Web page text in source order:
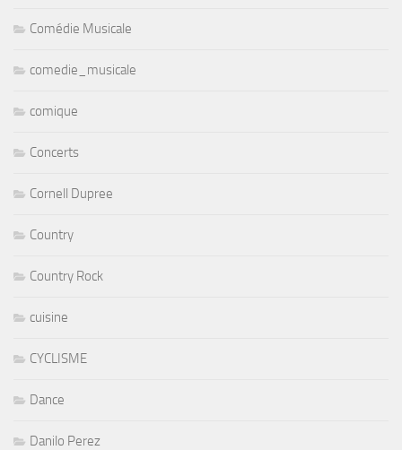
Comédie Musicale
comedie_musicale
comique
Concerts
Cornell Dupree
Country
Country Rock
cuisine
CYCLISME
Dance
Danilo Perez